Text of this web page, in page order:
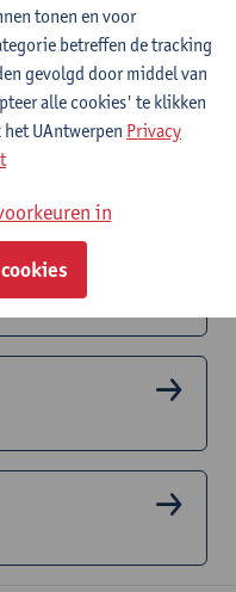
maar voor de start van
alle lesactiviteiten
dus verschillen van dit
hun persoonlijk
tonen en voor
betreffen de tracking
gevolgd door middel van
alle cookies' te klikken
UAntwerpen Privacy
in